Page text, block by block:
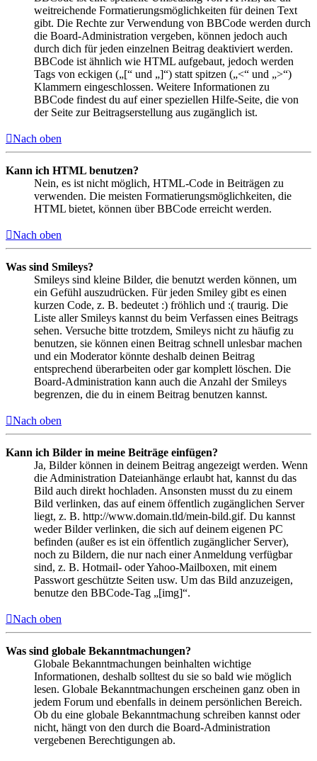
weitreichende Formatierungsmöglichkeiten für deinen Text
gibt. Die Rechte zur Verwendung von BBCode werden durch
die Board-Administration vergeben, können jedoch auch
durch dich für jeden einzelnen Beitrag deaktiviert werden.
BBCode ist ähnlich wie HTML aufgebaut, jedoch werden
Tags von eckigen („[“ und „]“) statt spitzen („<“ und „>“)
Klammern eingeschlossen. Weitere Informationen zu
BBCode findest du auf einer speziellen Hilfe-Seite, die von
der Seite zur Beitragserstellung aus zugänglich ist.
Nach oben
Kann ich HTML benutzen?
Nein, es ist nicht möglich, HTML-Code in Beiträgen zu
verwenden. Die meisten Formatierungsmöglichkeiten, die
HTML bietet, können über BBCode erreicht werden.
Nach oben
Was sind Smileys?
Smileys sind kleine Bilder, die benutzt werden können, um
ein Gefühl auszudrücken. Für jeden Smiley gibt es einen
kurzen Code, z. B. bedeutet :) fröhlich und :( traurig. Die
Liste aller Smileys kannst du beim Verfassen eines Beitrags
sehen. Versuche bitte trotzdem, Smileys nicht zu häufig zu
benutzen, sie können einen Beitrag schnell unlesbar machen
und ein Moderator könnte deshalb deinen Beitrag
entsprechend überarbeiten oder gar komplett löschen. Die
Board-Administration kann auch die Anzahl der Smileys
begrenzen, die du in einem Beitrag benutzen kannst.
Nach oben
Kann ich Bilder in meine Beiträge einfügen?
Ja, Bilder können in deinem Beitrag angezeigt werden. Wenn
die Administration Dateianhänge erlaubt hat, kannst du das
Bild auch direkt hochladen. Ansonsten musst du zu einem
Bild verlinken, das auf einem öffentlich zugänglichen Server
liegt, z. B. http://www.domain.tld/mein-bild.gif. Du kannst
weder Bilder verlinken, die sich auf deinem eigenen PC
befinden (außer es ist ein öffentlich zugänglicher Server),
noch zu Bildern, die nur nach einer Anmeldung verfügbar
sind, z. B. Hotmail- oder Yahoo-Mailboxen, mit einem
Passwort geschützte Seiten usw. Um das Bild anzuzeigen,
benutze den BBCode-Tag „[img]“.
Nach oben
Was sind globale Bekanntmachungen?
Globale Bekanntmachungen beinhalten wichtige
Informationen, deshalb solltest du sie so bald wie möglich
lesen. Globale Bekanntmachungen erscheinen ganz oben in
jedem Forum und ebenfalls in deinem persönlichen Bereich.
Ob du eine globale Bekanntmachung schreiben kannst oder
nicht, hängt von den durch die Board-Administration
vergebenen Berechtigungen ab.